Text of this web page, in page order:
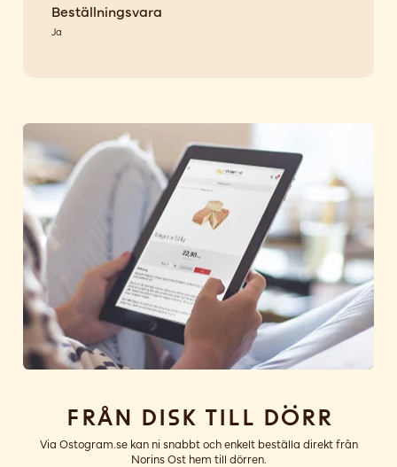
Beställningsvara
Ja
Från disk till dörr
Via Ostogram.se kan ni snabbt och enkelt beställa direkt från
Norins Ost hem till dörren.